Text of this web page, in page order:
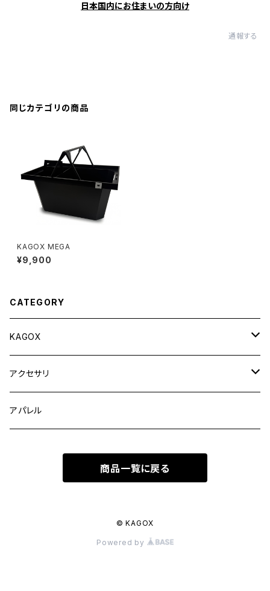
日本国内にお住まいの方向け
通報する
同じカテゴリの商品
KAGOX MEGA
¥9,900
CATEGORY
KAGOX
KAGOX ONE
KAGOX ONE with Clips
KAGOX BIZ
KAGOX BIZ with Premium Clips
KAGOX MEGA with Clips
アクセサリ
フィギュア
インナーバッグ
アパレル
商品一覧に戻る
© KAGOX
Powered by